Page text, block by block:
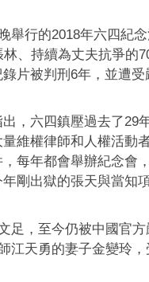
舉行的2018年六四紀
、持續為丈夫抗爭的
片被判刑6年，並遭
，六四鎮壓過去了29
維權律師和人權活動
每年都會舉辦紀念會
剛出獄的張天與當知
足，至今仍被中國官
江天勇的妻子金變玲